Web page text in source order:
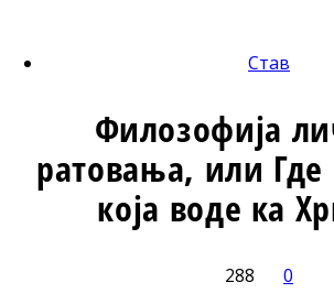
Став
Филозофија
ратовања, или Где
која воде ка
288 0